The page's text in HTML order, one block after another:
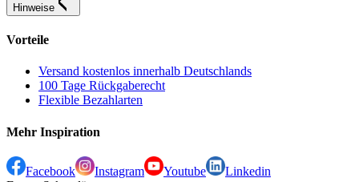
Hinweise
Vorteile
Versand kostenlos innerhalb Deutschlands
100 Tage Rückgaberecht
Flexible Bezahlarten
Mehr Inspiration
Facebook Instagram Youtube
Linkedin